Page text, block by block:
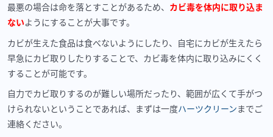
最悪の場合は命を落とすことがあるため、 カビ毒を体内に取り込ま
ないようにすることが大事です。
カビが生えた食品は食べないようにしたり、自宅にカビが生えたら
早急にカビ取りしたりすることで、カビ毒を体内に取り込みにくく
することが可能です。
自力でカビ取りするのが難しい場所だったり、範囲が広くて手がつ
けられないということであれば、まずは一度ハーツクリーンまでご
連絡ください。